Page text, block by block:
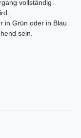
vollständig
in Grün oder in Blau
sein.